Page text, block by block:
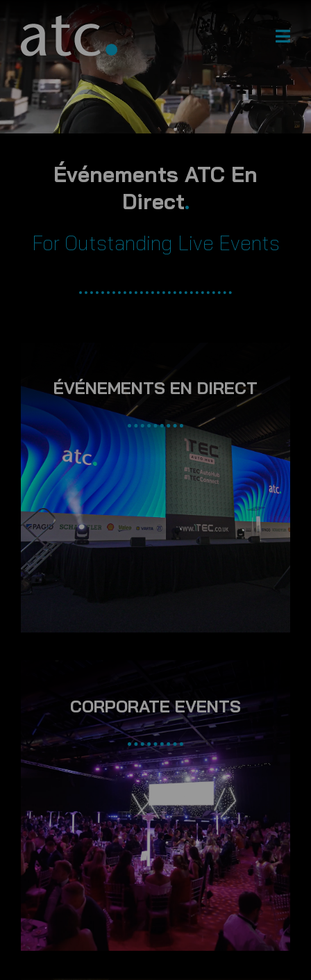
content
Événements ATC En
Direct.
For Outstanding Live Events
ÉVÉNEMENTS EN DIRECT
CORPORATE EVENTS